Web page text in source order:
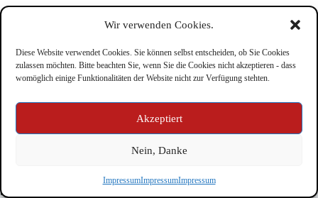
Wir verwenden Cookies.
Diese Website verwendet Cookies. Sie können selbst entscheiden, ob Sie Cookies
zulassen möchten. Bitte beachten Sie, wenn Sie die Cookies nicht akzeptieren - dass
womöglich einige Funktionalitäten der Website nicht zur Verfügung stehten.
Akzeptiert
Nein, Danke
ImpressumImpressumImpressum
Copyright © Feuerwehr Kirchbichl 2026 - WordPress Theme
by